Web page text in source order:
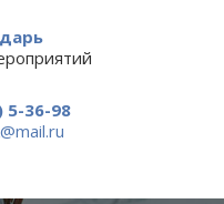
5-36-98